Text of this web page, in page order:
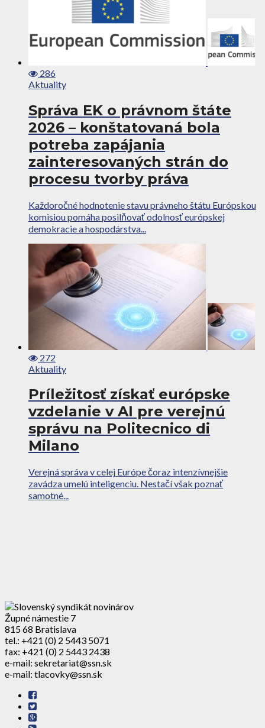
286
Aktuality
Správa EK o právnom štáte
2026 – konštatovaná bola
potreba zapájania
zainteresovaných strán do
procesu tvorby práva
Každoročné hodnotenie stavu právneho štátu Európskou
komisiou pomáha posilňovať odolnosť európskej
demokracie a hospodárstva...
272
Aktuality
Príležitosť získať európske
vzdelanie v AI pre verejnú
správu na Politecnico di
Milano
Verejná správa v celej Európe čoraz intenzívnejšie
zavádza umelú inteligenciu. Nestačí však poznať
samotné...
Župné námestie 7
815 68 Bratislava
tel.: +421 (0) 2 5443 5071
fax: +421 (0) 2 5443 2438
e-mail: sekretariat@ssn.sk
e-mail: tlacovky@ssn.sk